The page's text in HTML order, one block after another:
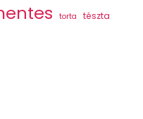
torta tészta